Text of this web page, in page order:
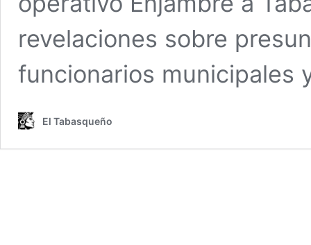
revelaciones sobre
funcionarios municipales
El Tabasqueño